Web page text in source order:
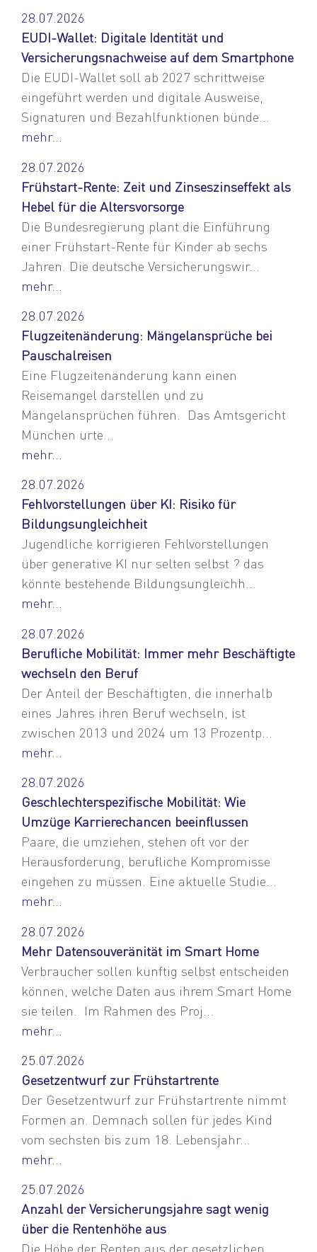
28.07.2026
EUDI-Wallet: Digitale Identität und
Versicherungsnachweise auf dem Smartphone
Die EUDI-Wallet soll ab 2027 schrittweise
eingeführt werden und digitale Ausweise,
Signaturen und Bezahlfunktionen bünde...
mehr...
28.07.2026
Frühstart-Rente: Zeit und Zinseszinseffekt als
Hebel für die Altersvorsorge
Die Bundesregierung plant die Einführung
einer Frühstart-Rente für Kinder ab sechs
Jahren. Die deutsche Versicherungswir...
mehr...
28.07.2026
Flugzeitenänderung: Mängelansprüche bei
Pauschalreisen
Eine Flugzeitenänderung kann einen
Reisemangel darstellen und zu
Mängelansprüchen führen. Das Amtsgericht
München urte...
mehr...
28.07.2026
Fehlvorstellungen über KI: Risiko für
Bildungsungleichheit
Jugendliche korrigieren Fehlvorstellungen
über generative KI nur selten selbst ? das
könnte bestehende Bildungsungleichh...
mehr...
28.07.2026
Berufliche Mobilität: Immer mehr Beschäftigte
wechseln den Beruf
Der Anteil der Beschäftigten, die innerhalb
eines Jahres ihren Beruf wechseln, ist
zwischen 2013 und 2024 um 13 Prozentp...
mehr...
28.07.2026
Geschlechterspezifische Mobilität: Wie
Umzüge Karrierechancen beeinflussen
Paare, die umziehen, stehen oft vor der
Herausforderung, berufliche Kompromisse
eingehen zu müssen. Eine aktuelle Studie...
mehr...
28.07.2026
Mehr Datensouveränität im Smart Home
Verbraucher sollen künftig selbst entscheiden
können, welche Daten aus ihrem Smart Home
sie teilen. Im Rahmen des Proj...
mehr...
25.07.2026
Gesetzentwurf zur Frühstartrente
Der Gesetzentwurf zur Frühstartrente nimmt
Formen an. Demnach sollen für jedes Kind
vom sechsten bis zum 18. Lebensjahr...
mehr...
25.07.2026
Anzahl der Versicherungsjahre sagt wenig
über die Rentenhöhe aus
Die Höhe der Renten aus der gesetzlichen